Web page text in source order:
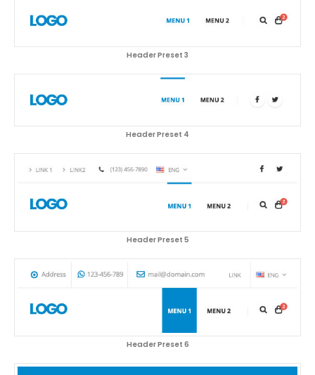
Header Preset 3
Header Preset 4
Header Preset 5
Header Preset 6